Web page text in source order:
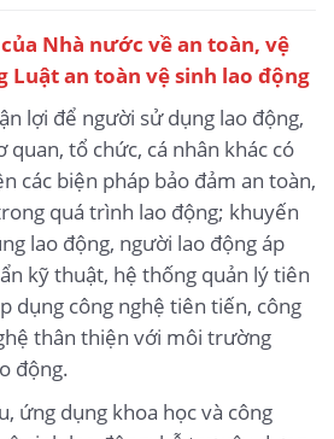
Nhà nước về an toàn, vệ
Luật an toàn vệ sinh lao động
lợi để người sử dụng lao động,
quan, tổ chức, cá nhân khác có
các biện pháp bảo đảm an toàn,
quá trình lao động; khuyến
lao động, người lao động áp
kỹ thuật, hệ thống quản lý tiên
dụng công nghệ tiên tiến, công
thân thiện với môi trường
động.
ứng dụng khoa học và công